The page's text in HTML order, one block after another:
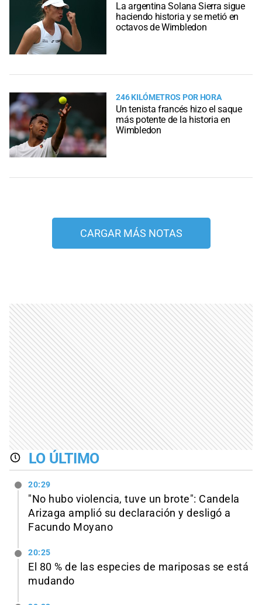
La argentina Solana Sierra sigue
haciendo historia y se metió en
octavos de Wimbledon
246 KILÓMETROS POR HORA
Un tenista francés hizo el saque
más potente de la historia en
Wimbledon
CARGAR MÁS NOTAS
LO ÚLTIMO
20:29
"No hubo violencia, tuve un brote": Candela
Arizaga amplió su declaración y desligó a
Facundo Moyano
20:25
El 80 % de las especies de mariposas se está
mudando